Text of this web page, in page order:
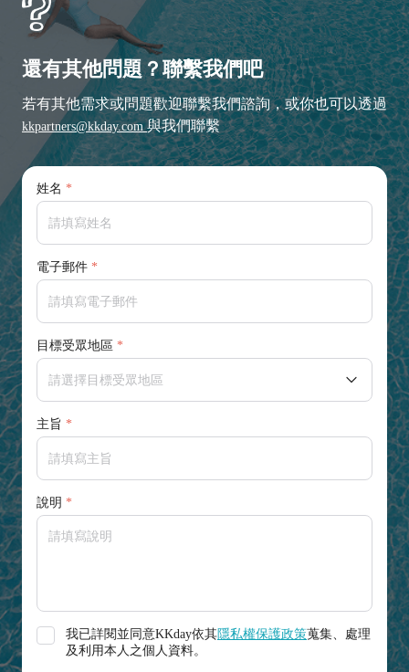
還有其他問題？聯繫我們吧
若有其他需求或問題歡迎聯繫我們諮詢，或你也可以透過
kkpartners@kkday.com與我們聯繫
姓名
電子郵件
目標受眾地區
主旨
說明
我已詳閱並同意KKday依其隱私權保護政策蒐集、處理
及利用本人之個人資料。